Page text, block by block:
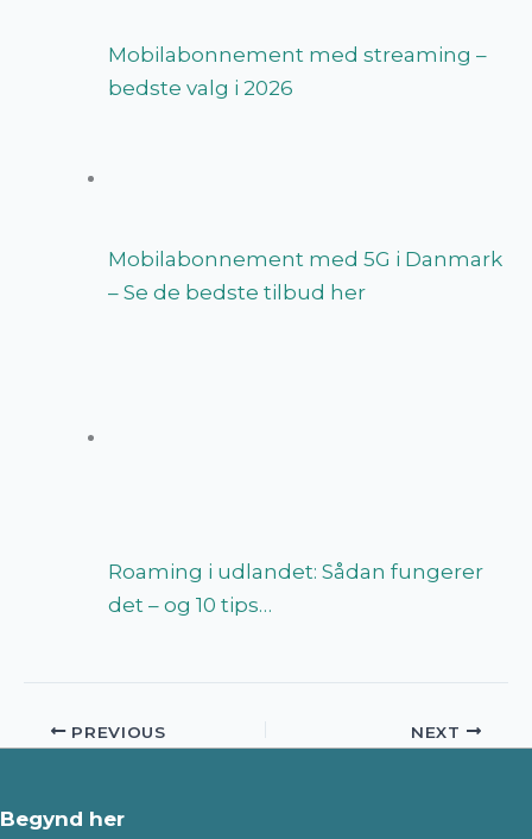
Mobilabonnement med streaming –
bedste valg i 2026
Mobilabonnement med 5G i Danmark
– Se de bedste tilbud her
Roaming i udlandet: Sådan fungerer
det – og 10 tips…
PREVIOUS NEXT
Begynd her